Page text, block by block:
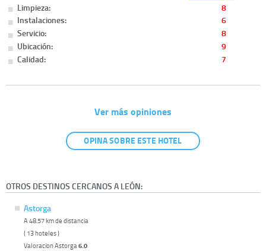
Limpieza:
8
Instalaciones:
6
Servicio:
8
Ubicación:
9
Calidad:
7
Ver más opiniones
OPINA SOBRE ESTE HOTEL
OTROS DESTINOS CERCANOS A LEÓN:
Astorga
A 48.57 km de distancia
( 13 hoteles )
Valoracion Astorga 6.0